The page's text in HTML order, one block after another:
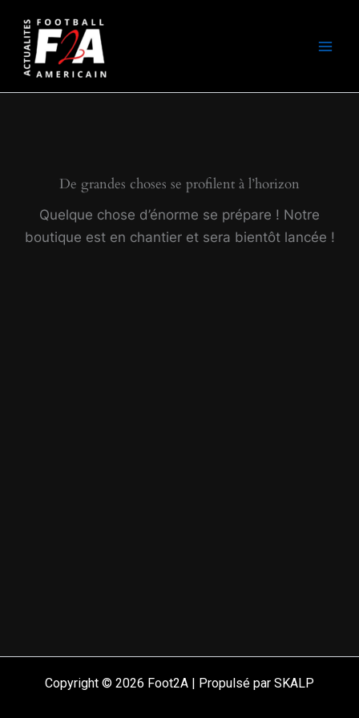
contenu
De grandes choses se profilent à l’horizon
Quelque chose d’énorme se prépare ! Notre
boutique est en chantier et sera bientôt lancée !
Copyright © 2026 Foot2A | Propulsé par SKALP